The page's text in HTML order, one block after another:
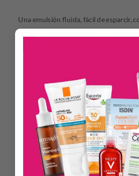
Una emulsión fluida, fácil de esparcir,
fotoestablesde amplio espectro
los efectos del daño solar
DESCRIPCIÓN
Rápida absorción
Libre de aceites y parabenos
Hipoalergénica
Dermatológicamente testeada
Aprobado bajo normas colipa